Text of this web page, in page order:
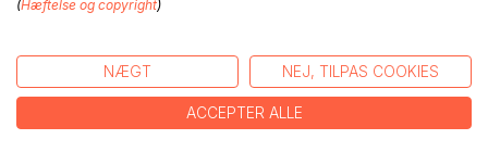
kritisk sygdom. En fortælling, der når hele følelsesregistret
igennem og både giver anledning til smil og tårer.
Skrivestilen er intuitiv, umiddelbar både sart, følsom og rå
(Hæftelse og copyright)
NÆGT NEJ, TILPAS COOKIES
ACCEPTER ALLE